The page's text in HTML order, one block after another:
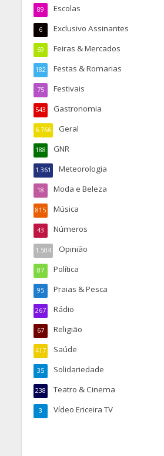
Escolas
89
Exclusivo Assinantes
6
Feiras & Mercados
69
Festas & Romarias
182
Festivais
75
Gastronomia
543
Geral
6.766
GNR
188
Meteorologia
1.361
Moda e Beleza
18
Música
815
Números
43
Opinião
1.504
Política
87
Praias & Pesca
95
Rádio
267
Religião
67
Saúde
417
Solidariedade
35
Teatro & Cinema
238
Vídeo Ericeira TV
3